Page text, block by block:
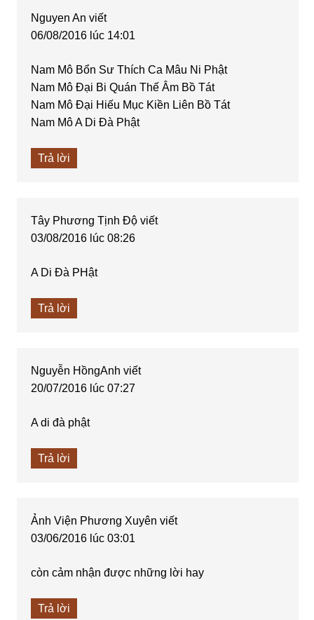
Nguyen An viết
06/08/2016 lúc 14:01
Nam Mô Bổn Sư Thích Ca Mâu Ni Phật
Nam Mô Đại Bi Quán Thế Âm Bồ Tát
Nam Mô Đại Hiếu Mục Kiền Liên Bồ Tát
Nam Mô A Di Đà Phật
Trả lời
Tây Phương Tịnh Độ viết
03/08/2016 lúc 08:26
A Di Đà PHật
Trả lời
Nguyễn HồngAnh viết
20/07/2016 lúc 07:27
A di đà phật
Trả lời
Ảnh Viện Phương Xuyên viết
03/06/2016 lúc 03:01
còn cảm nhận được những lời hay
Trả lời